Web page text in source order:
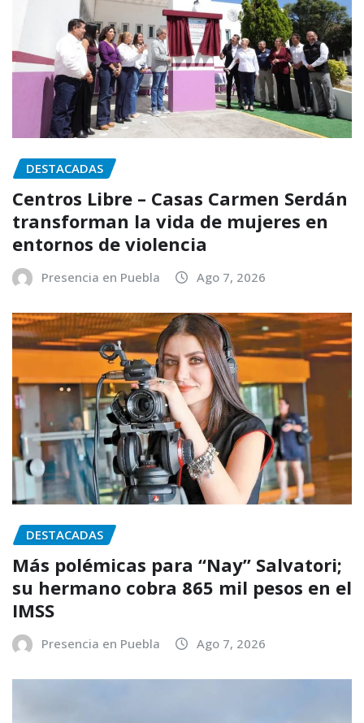
DESTACADAS
Centros Libre – Casas Carmen Serdán
transforman la vida de mujeres en
entornos de violencia
Presencia en Puebla Ago 7, 2026
DESTACADAS
Más polémicas para “Nay” Salvatori;
su hermano cobra 865 mil pesos en el
IMSS
Presencia en Puebla Ago 7, 2026